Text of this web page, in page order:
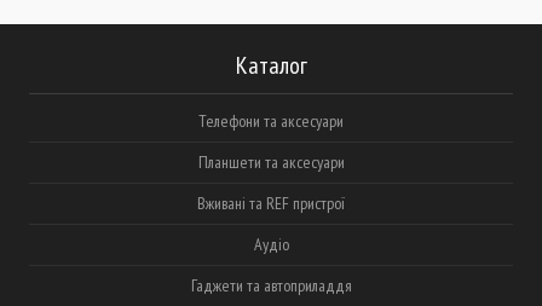
Каталог
Телефони та аксесуари
Планшети та аксесуари
Вживані та REF пристрої
Аудіо
Гаджети та автоприладдя